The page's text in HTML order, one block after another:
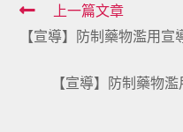
Read
more
articles
上一篇文章
【宣導】防制藥物濫用
【宣導】防制藥物